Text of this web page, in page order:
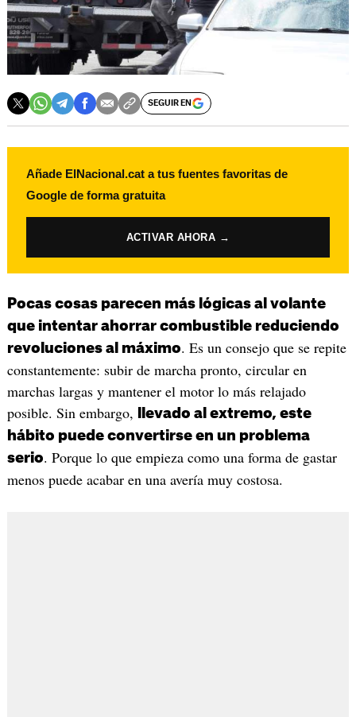
SEGUIR EN
Añade ElNacional.cat a tus fuentes favoritas de
Google de forma gratuita
ACTIVAR AHORA →
Pocas cosas parecen más lógicas al volante
que intentar ahorrar combustible reduciendo
revoluciones al máximo. Es un consejo que se repite
constantemente: subir de marcha pronto, circular en
marchas largas y mantener el motor lo más relajado
posible. Sin embargo,
llevado al extremo, este
hábito puede convertirse en un problema
serio. Porque lo que empieza como una forma de gastar
menos puede acabar en una avería muy costosa.